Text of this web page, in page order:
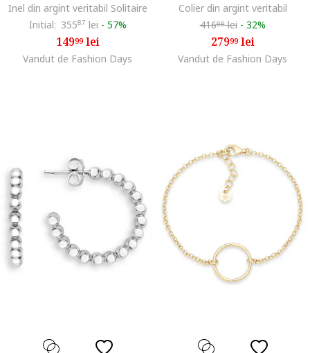
Inel din argint veritabil Solitaire
Initial: 35587 lei - 57%
14999lei
Vandut de Fashion Days
Colier din argint veritabil
41688lei - 32%
27999lei
Vandut de Fashion Days